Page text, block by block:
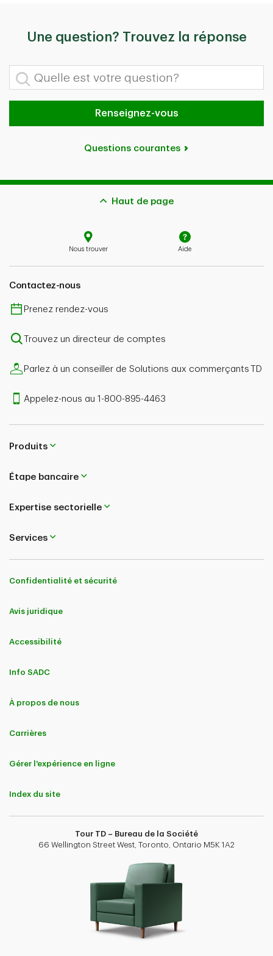
Une question? Trouvez la réponse
Quelle est votre question?
Renseignez-vous
Questions courantes
Haut de page
Nous trouver Aide
Contactez-nous
Prenez rendez-vous
Trouvez un directeur de comptes
Parlez à un conseiller de Solutions aux commerçants TD
Appelez-nous au 1-800-895-4463
Produits
Étape bancaire
Expertise sectorielle
Services
Confidentialité et sécurité
Avis juridique
Accessibilité
Info SADC
À propos de nous
Carrières
Gérer l'expérience en ligne
Index du site
Tour TD – Bureau de la Société
66 Wellington Street West, Toronto, Ontario M5K 1A2